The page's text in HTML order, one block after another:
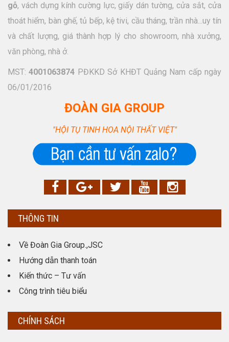
gỗ, vách dựng kính cường lực, giấy dán tường, cửa sắt, cửa
thoát hiểm, bàn ghế, tủ bếp, kệ tivi, cầu tháng, trần nhà...uy tín
và chất lượng, giá thành hợp lý cho showroom, nhà xưởng,
văn phòng, nhà ở.
MST:4001063874 PĐKKD Sở KHĐT Quảng Nam cấp ngày
06/01/2016
ĐOÀN GIA GROUP
"HỘI TỤ TINH HOA NỘI THẤT VIỆT"
THÔNG TIN
Về Đoàn Gia Group.,JSC
Hướng dẫn thanh toán
Kiến thức – Tư vấn
Công trình tiêu biểu
CHÍNH SÁCH